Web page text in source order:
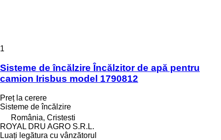
1
Sisteme de încălzire Încălzitor de apă pentru
camion Irisbus model 1790812
Preț la cerere
Sisteme de încălzire
România, Cristesti
ROYAL DRU AGRO S.R.L.
Luați legătura cu vânzătorul